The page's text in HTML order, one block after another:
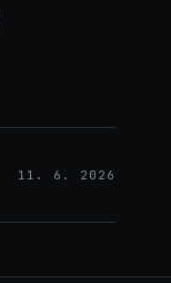
11. 6. 2026